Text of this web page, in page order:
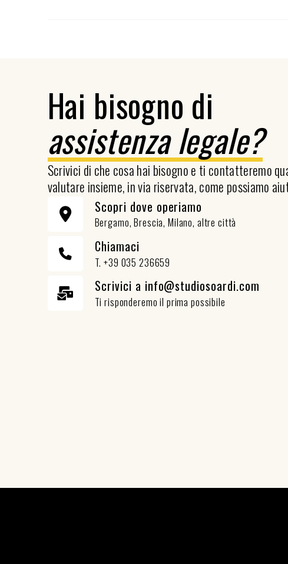
Hai bisogno di
assistenza legale?
Scrivici di che cosa hai bisogno e ti contatteremo
valutare insieme, in via riservata, come possiamo
Scopri dove operiamo
Bergamo, Brescia, Milano, altre città
Chiamaci
T. +39 035 236659
Scrivici a info@studiosoardi.com
Ti risponderemo il prima possibile